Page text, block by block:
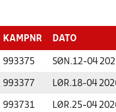
KAMPNR DATO
993375 SØN.12-04
993377 LØR.18-04
993731 LØR.25-04